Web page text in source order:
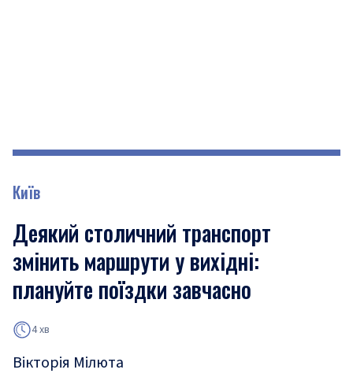
Київ
Деякий столичний транспорт
змінить маршрути у вихідні:
плануйте поїздки завчасно
4 хв
Вікторія Мілюта